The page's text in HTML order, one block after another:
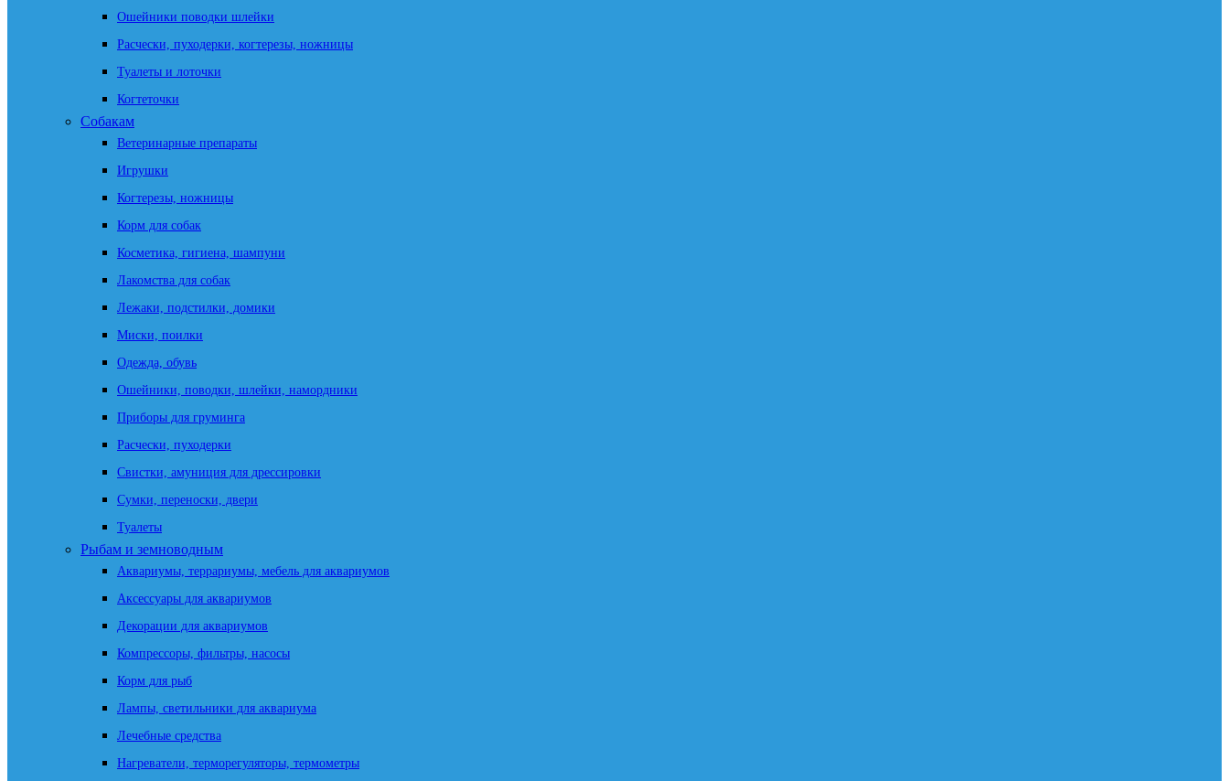
Ошейники поводки шлейки
Расчески, пуходерки, когтерезы, ножницы
Туалеты и лоточки
Когтеточки
Собакам
Ветеринарные препараты
Игрушки
Когтерезы, ножницы
Корм для собак
Косметика, гигиена, шампуни
Лакомства для собак
Лежаки, подстилки, домики
Миски, поилки
Одежда, обувь
Ошейники, поводки, шлейки, намордники
Приборы для груминга
Расчески, пуходерки
Свистки, амуниция для дрессировки
Сумки, переноски, двери
Туалеты
Рыбам и земноводным
Аквариумы, террариумы, мебель для аквариумов
Аксессуары для аквариумов
Декорации для аквариумов
Компрессоры, фильтры, насосы
Корм для рыб
Лампы, светильники для аквариума
Лечебные средства
Нагреватели, терморегуляторы, термометры